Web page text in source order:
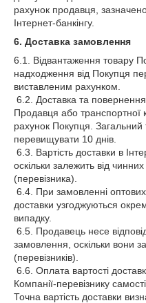
рахунок продавця,
Інтернет-банкінгу.
6. Доставка замовлення
6.1. Відвантаження товару
надходження від Покупця
виставленим рахунком.
6.2. Доставка та
Продавця або транспортної
рахунок Покупця.
перевищувати 10 днів.
6.3. Вартість доставки в
оскільки залежить від
(перевізника).
6.4. При замовленні
доставки узгоджуються
випадку.
6.5. Продавець несе
замовлення, оскільки вони
(перевізників).
6.6. Оплата вартості
Компанії-перевізнику
Точна вартість доставки